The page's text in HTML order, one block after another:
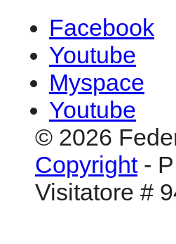
Facebook
Youtube
Myspace
Youtube
© 2026
Copyright-
Visitatore #